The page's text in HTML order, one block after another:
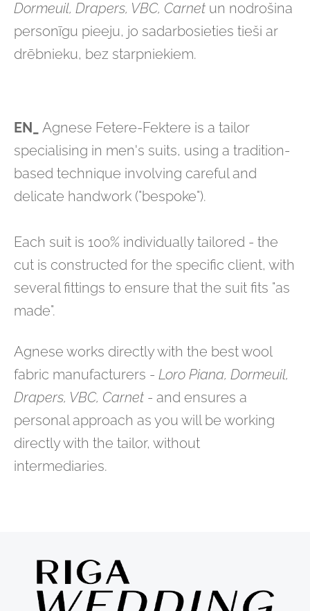
Dormeuil, Drapers, VBC, Carnet un nodrošina
personīgu pieeju, jo sadarbosieties tieši ar
drēbnieku, bez starpniekiem.
EN_
Agnese Fetere-Fektere is a tailor
specialising in men's suits, using a tradition-
based technique involving careful and
delicate handwork ("bespoke").
Each suit is 100% individually tailored - the
cut is constructed for the specific client, with
several fittings to ensure that the suit fits "as
made".
Agnese works directly with the best wool
fabric manufacturers - Loro Piana, Dormeuil,
Drapers, VBC, Carnet - and ensures a
personal approach as you will be working
directly with the tailor, without
intermediaries.